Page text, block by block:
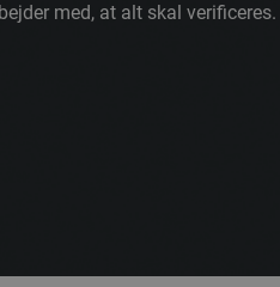
med, at alt skal verificeres.